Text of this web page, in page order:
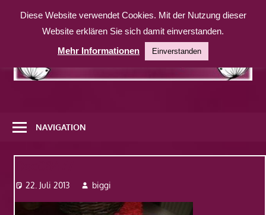
Inhalt
weitere
Website
NAVIGATION
22. Juli 2013 biggi
Diese Website verwendet Cookies. Mit der Nutzung dieser
Website erklären Sie sich damit einverstanden.
Mehr Informationen
Einverstanden